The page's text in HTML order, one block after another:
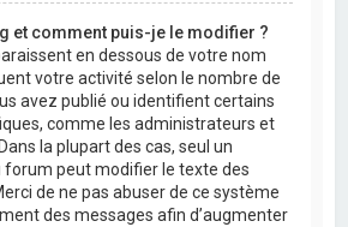
et comment puis-je le modifier ?
en dessous de votre nom
votre activité selon le nombre de
avez publié ou identifient certains
comme les administrateurs et
la plupart des cas, seul un
peut modifier le texte des
de ne pas abuser de ce système
des messages afin d’augmenter